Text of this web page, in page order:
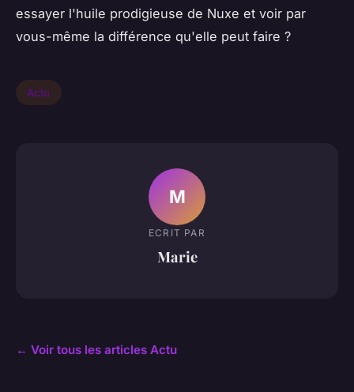
essayer l'huile prodigieuse de Nuxe et voir par
vous-même la différence qu'elle peut faire ?
Actu
M
ECRIT PAR
Marie
← Voir tous les articles Actu